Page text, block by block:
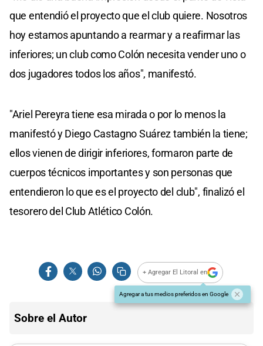
que entendió el proyecto que el club quiere. Nosotros
hoy estamos apuntando a rearmar y a reafirmar las
inferiores; un club como Colón necesita vender uno o
dos jugadores todos los años", manifestó.
"Ariel Pereyra tiene esa mirada o por lo menos la
manifestó y Diego Castagno Suárez también la tiene;
ellos vienen de dirigir inferiores, formaron parte de
cuerpos técnicos importantes y son personas que
entendieron lo que es el proyecto del club", finalizó el
tesorero del Club Atlético Colón.
+ Agregar El Litoral en
Agregar a tus medios preferidos en Google
Sobre el Autor